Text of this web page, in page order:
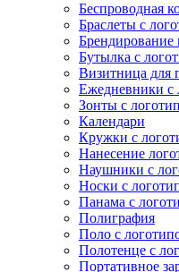
Беспроводная
Браслеты с
Бутылка с
Визитница для
Ежедневники с
Зонты с
Календари
Кружки с
Нанесение
Наушники с
Носки с
Панама с
Полиграфия
Поло с
Полотенце с
Портативное